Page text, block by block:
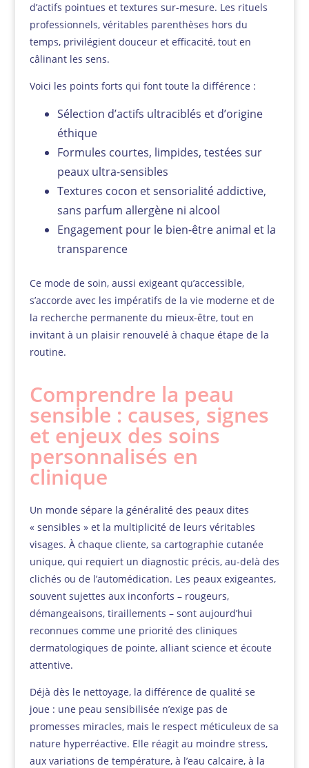
d’actifs pointues et textures sur-mesure. Les rituels
professionnels, véritables parenthèses hors du
temps, privilégient douceur et efficacité, tout en
câlinant les sens.
Voici les points forts qui font toute la différence :
Sélection d’actifs ultraciblés et d’origine
éthique
Formules courtes, limpides, testées sur
peaux ultra-sensibles
Textures cocon et sensorialité addictive,
sans parfum allergène ni alcool
Engagement pour le bien-être animal et la
transparence
Ce mode de soin, aussi exigeant qu’accessible,
s’accorde avec les impératifs de la vie moderne et de
la recherche permanente du mieux-être, tout en
invitant à un plaisir renouvelé à chaque étape de la
routine.
Comprendre la peau
sensible : causes, signes
et enjeux des soins
personnalisés en
clinique
Un monde sépare la généralité des peaux dites
« sensibles » et la multiplicité de leurs véritables
visages. À chaque cliente, sa cartographie cutanée
unique, qui requiert un diagnostic précis, au-delà des
clichés ou de l’automédication. Les peaux exigeantes,
souvent sujettes aux inconforts – rougeurs,
démangeaisons, tiraillements – sont aujourd’hui
reconnues comme une priorité des cliniques
dermatologiques de pointe, alliant science et écoute
attentive.
Déjà dès le nettoyage, la différence de qualité se
joue : une peau sensibilisée n’exige pas de
promesses miracles, mais le respect méticuleux de sa
nature hyperréactive. Elle réagit au moindre stress,
aux variations de température, à l’eau calcaire, à la